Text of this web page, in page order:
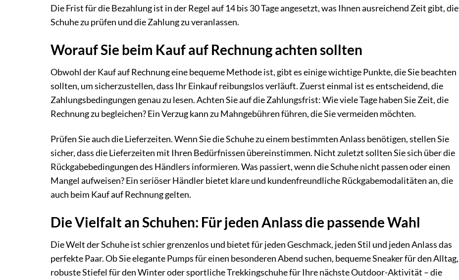
Die Frist für die Bezahlung ist in der Regel auf 14 bis 30 Tage angesetzt, was Ihnen ausreichend Zeit gibt, die
Schuhe zu prüfen und die Zahlung zu veranlassen.
Worauf Sie beim Kauf auf Rechnung achten sollten
Obwohl der Kauf auf Rechnung eine bequeme Methode ist, gibt es einige wichtige Punkte, die Sie beachten
sollten, um sicherzustellen, dass Ihr Einkauf reibungslos verläuft. Zuerst einmal ist es entscheidend, die
Zahlungsbedingungen genau zu lesen. Achten Sie auf die Zahlungsfrist: Wie viele Tage haben Sie Zeit, die
Rechnung zu begleichen? Ein Verzug kann zu Mahngebühren führen, die Sie vermeiden möchten.
Prüfen Sie auch die Lieferzeiten. Wenn Sie die Schuhe zu einem bestimmten Anlass benötigen, stellen Sie
sicher, dass die Lieferzeiten mit Ihren Bedürfnissen übereinstimmen. Nicht zuletzt sollten Sie sich über die
Rückgabebedingungen des Händlers informieren. Was passiert, wenn die Schuhe nicht passen oder einen
Mangel aufweisen? Ein seriöser Händler bietet klare und kundenfreundliche Rückgabemodalitäten an, die
auch beim Kauf auf Rechnung gelten.
Die Vielfalt an Schuhen: Für jeden Anlass die passende Wahl
Die Welt der Schuhe ist schier grenzenlos und bietet für jeden Geschmack, jeden Stil und jeden Anlass das
perfekte Paar. Ob Sie elegante Pumps für einen besonderen Abend suchen, bequeme Sneaker für den Alltag,
robuste Stiefel für den Winter oder sportliche Trekkingschuhe für Ihre nächste Outdoor-Aktivität – die